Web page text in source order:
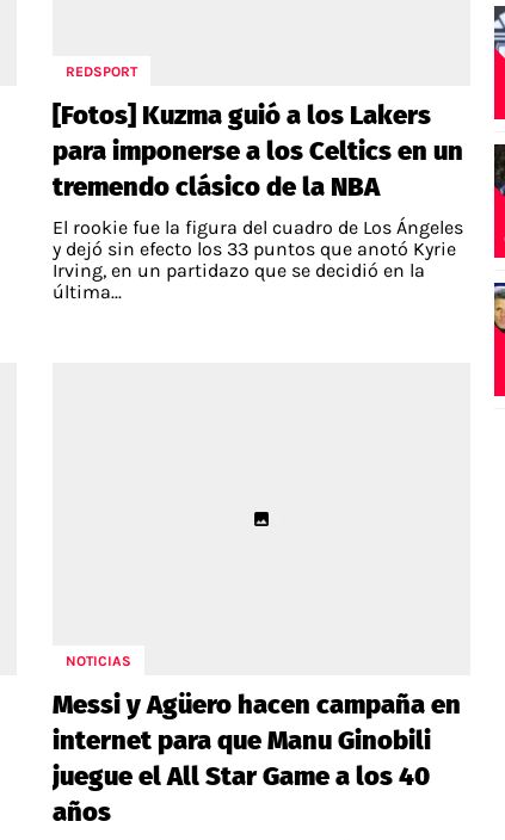
REDSPORT
[Fotos] Kuzma guió a los Lakers
para imponerse a los Celtics en un
tremendo clásico de la NBA
El rookie fue la figura del cuadro de Los Ángeles
y dejó sin efecto los 33 puntos que anotó Kyrie
Irving, en un partidazo que se decidió en la
última...
NOTICIAS
Messi y Agüero hacen campaña en
internet para que Manu Ginobili
juegue el All Star Game a los 40
años